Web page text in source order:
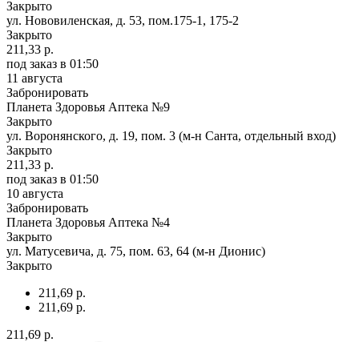
Закрыто
ул. Нововиленская, д. 53, пом.175-1, 175-2
Закрыто
211,33 р.
под заказ в 01:50
11 августа
Забронировать
Планета Здоровья Аптека №9
Закрыто
ул. Воронянского, д. 19, пом. 3 (м-н Санта, отдельный вход)
Закрыто
211,33 р.
под заказ в 01:50
10 августа
Забронировать
Планета Здоровья Аптека №4
Закрыто
ул. Матусевича, д. 75, пом. 63, 64 (м-н Дионис)
Закрыто
211,69 р.
211,69 р.
211,69 р.